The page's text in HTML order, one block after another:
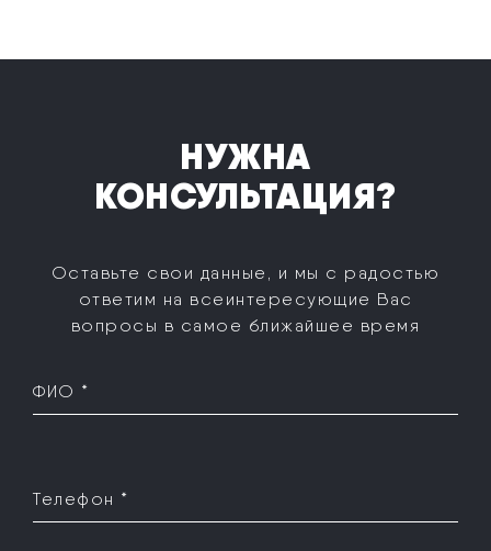
НУЖНА
КОНСУЛЬТАЦИЯ?
Оставьте свои данные, и мы с радостью
ответим на все интересующие Вас
вопросы в самое ближайшее время
ФИО *
Телефон *